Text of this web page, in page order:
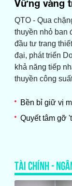
Vững vàng
QTO - Qua
thuyền nhỏ ban
đầu tư trang
đại, phát triển
khả năng tiếp
thuyền công
Bền bỉ giữ vị
Quyết tâm gỡ
TÀI CHÍNH -